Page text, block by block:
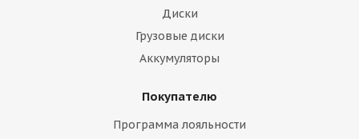
Диски
Грузовые диски
Аккумуляторы
Покупателю
Программа лояльности